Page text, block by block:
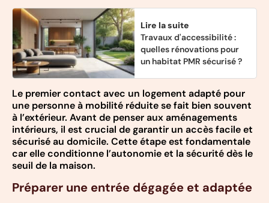
Lire la suite
Travaux d'accessibilité :
quelles rénovations pour
un habitat PMR sécurisé ?
Le premier contact avec un logement adapté pour
une personne à mobilité réduite se fait bien souvent
à l’extérieur. Avant de penser aux aménagements
intérieurs, il est crucial de garantir un accès facile et
sécurisé au domicile. Cette étape est fondamentale
car elle conditionne l’autonomie et la sécurité dès le
seuil de la maison.
Préparer une entrée dégagée et adaptée